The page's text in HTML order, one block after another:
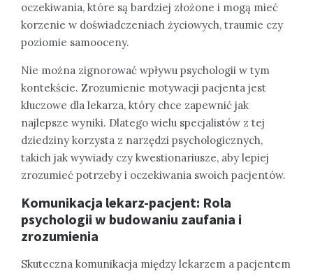
oczekiwania, które są bardziej złożone i mogą mieć
korzenie w doświadczeniach życiowych, traumie czy
poziomie samooceny.
Nie można zignorować wpływu psychologii w tym
kontekście. Zrozumienie motywacji pacjenta jest
kluczowe dla lekarza, który chce zapewnić jak
najlepsze wyniki. Dlatego wielu specjalistów z tej
dziedziny korzysta z narzędzi psychologicznych,
takich jak wywiady czy kwestionariusze, aby lepiej
zrozumieć potrzeby i oczekiwania swoich pacjentów.
Komunikacja lekarz-pacjent: Rola
psychologii w budowaniu zaufania i
zrozumienia
Skuteczna komunikacja między lekarzem a pacjentem